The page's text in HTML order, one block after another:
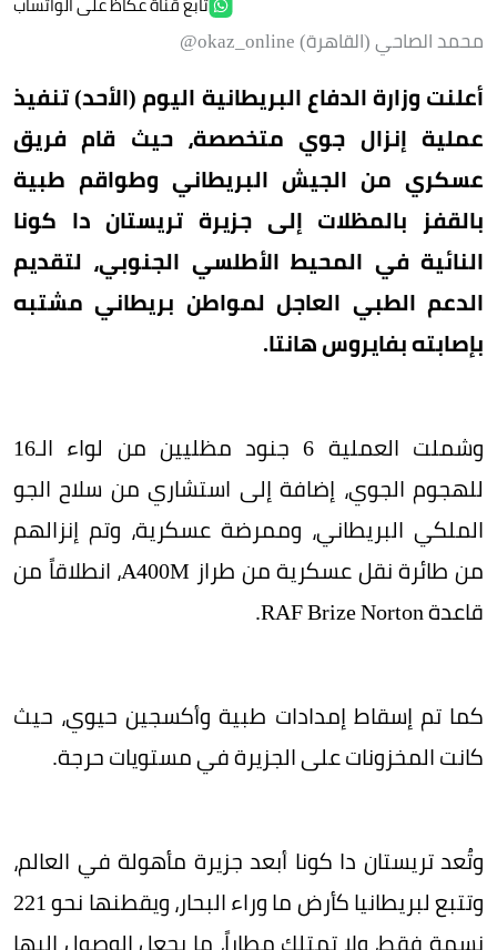
محمد الصاحي (القاهرة) okaz_online@
أعلنت وزارة الدفاع البريطانية اليوم (الأحد) تنفيذ
عملية إنزال جوي متخصصة، حيث قام فريق
عسكري من الجيش البريطاني وطواقم طبية
بالقفز بالمظلات إلى جزيرة تريستان دا كونا
النائية في المحيط الأطلسي الجنوبي، لتقديم
الدعم الطبي العاجل لمواطن بريطاني مشتبه
بإصابته بفايروس هانتا.
وشملت العملية 6 جنود مظليين من لواء الـ16
للهجوم الجوي، إضافة إلى استشاري من سلاح الجو
الملكي البريطاني، وممرضة عسكرية، وتم إنزالهم
من طائرة نقل عسكرية من طراز A400M، انطلاقاً من
قاعدة RAF Brize Norton.
كما تم إسقاط إمدادات طبية وأكسجين حيوي، حيث
كانت المخزونات على الجزيرة في مستويات حرجة.
وتُعد تريستان دا كونا أبعد جزيرة مأهولة في العالم،
وتتبع لبريطانيا كأرض ما وراء البحار، ويقطنها نحو 221